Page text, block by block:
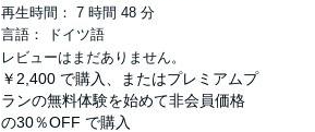
再生時間： 7 時間 48 分
言語： ドイツ語
レビューはまだありません。
￥2,400 で購入、またはプレミアムプ
ランの無料体験を始めて非会員価格
の30％OFF で購入